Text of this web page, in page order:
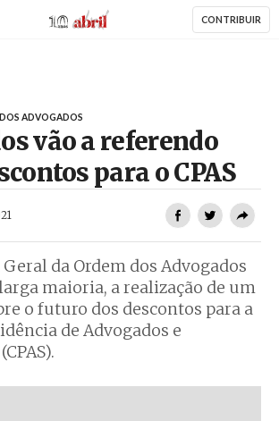
AbrilAbril CONTRIBUIR
ADVOGADOS
vão a referendo
para o CPAS
da Ordem dos Advogados
maioria, a realização de um
o futuro dos descontos para a
de Advogados e